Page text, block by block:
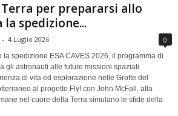
per prepararsi allo
la spedizione...
- 4 Luglio 2026 0
spedizione ESA CAVES 2026, il programma di
gli astronauti alle future missioni spaziali
di vita ed esplorazione nelle Grotte del
al progetto Fly! con John McFall, alla
nel cuore della Terra simulano le sfide della